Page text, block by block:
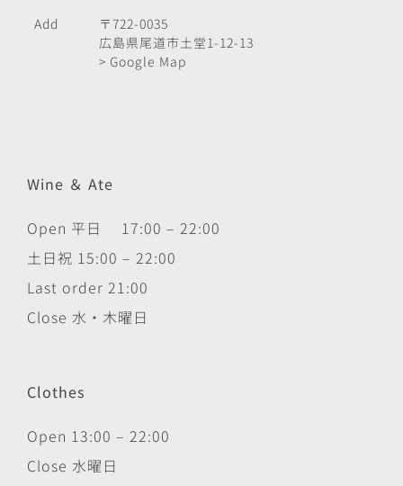
Add
〒722-0035
広島県尾道市土堂1-12-13
> Google Map
Wine ＆ Ate
Open 平日 17:00 – 22:00
土日祝 15:00 – 22:00
Last order 21:00
Close 水・木曜日
Clothes
Open 13:00 – 22:00
Close 水曜日